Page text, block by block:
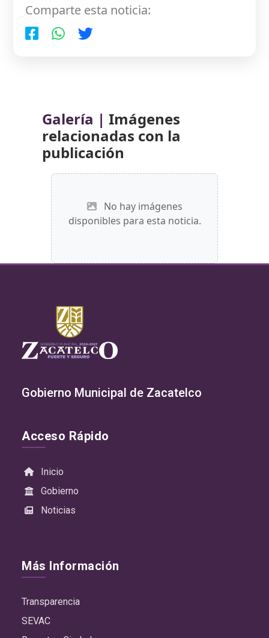
Comparte esta noticia:
Galería | Imágenes
relacionadas con la
publicación
No hay imágenes
disponibles para esta noticia.
Gobierno Municipal de Zacatelco
Acceso Rápido
Inicio
Gobierno
Noticias
Más Información
Transparencia
SEVAC